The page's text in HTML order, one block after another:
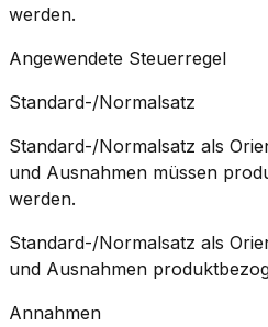
werden.
Angewendete Steuerregel
Standard-/Normalsatz
Standard-/Normalsatz als
und Ausnahmen müssen
werden.
Standard-/Normalsatz als
und Ausnahmen
Annahmen